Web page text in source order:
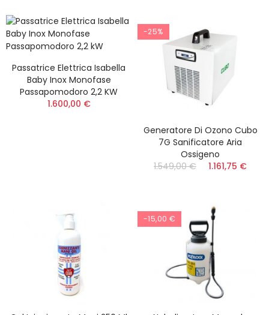
Passatrice Elettrica Isabella
Baby Inox Monofase
Passapomodoro 2,2 KW
1.600,00 €
-25%
Generatore Di Ozono Cubo
7G Sanificatore Aria
Ossigeno
1.549,00 €
1.161,75 €
-15,00 €